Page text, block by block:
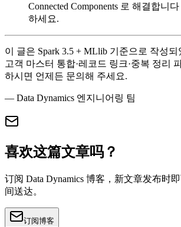
Connected Components 로 해결합니
하세요.
이 글은 Spark 3.5 + MLlib 기준으로 작성
고객 마스터 통합·레코드 링크·중복 정리
하시면 언제든 문의해 주세요.
— Data Dynamics 엔지니어링 팀
喜欢这篇文章吗？
订阅 Data Dynamics 博客，新文章发布时
间送达。
订阅博客